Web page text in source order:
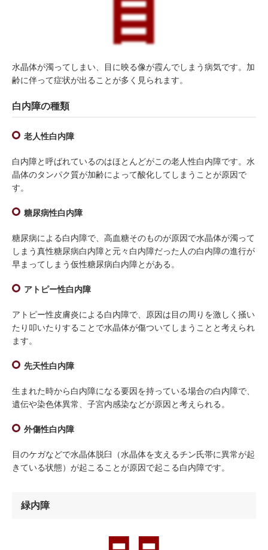
水晶体が濁ってしまい、目に映る像が霞んでしまう病気です。加
齢に伴って症状が出ることが多く見られます。
白内障の種類
老人性白内障
白内障と呼ばれているのはほとんどがこの老人性白内障です。水
晶体のタンパク質が加齢によって酸化してしまうことが原因で
す。
糖尿病性白内障
糖尿病による白内障で、高血糖そのものが原因で水晶体が濁って
しまう真性糖尿病白内障と元々白内障だった人の白内障の進行が
早まってしまう仮性糖尿病白内障とがある。
アトピー性白内障
アトピー性皮膚炎による白内障で、原因は目の周りを激しく掻い
たり叩いたりすることで水晶体が傷ついてしまうことと考えられ
ます。
先天性白内障
生まれた時から白内障になる要因を持っている場合の白内障で、
遺伝や染色体異常、子宮内感染などが原因と考えられる。
外傷性白内障
目のケガなどで水晶体脱臼（水晶体を支えるチン氏帯に異常が起
きている状態）が起こることが原因で起こる白内障です。
緑内障